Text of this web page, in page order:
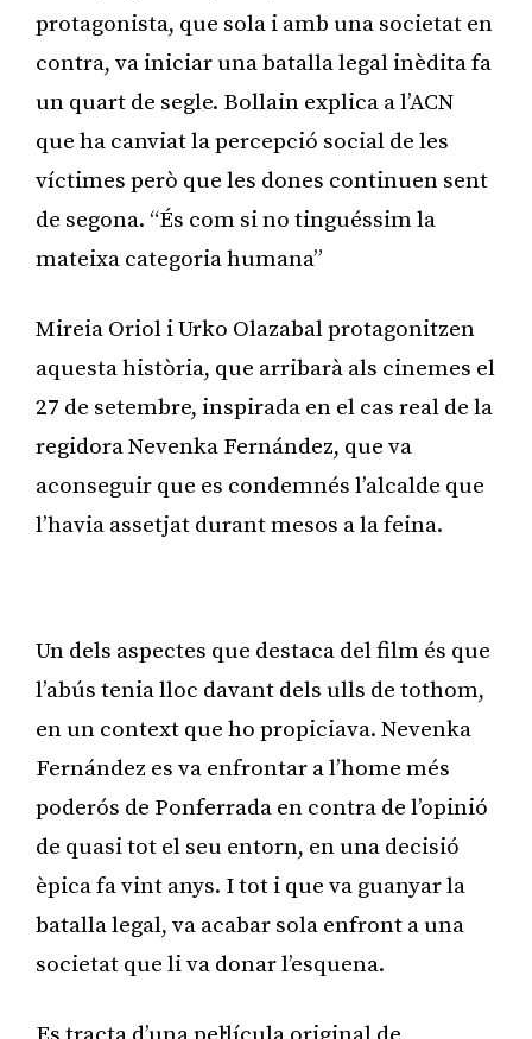
protagonista, que sola i amb una societat en
contra, va iniciar una batalla legal inèdita fa
un quart de segle. Bollain explica a l’ACN
que ha canviat la percepció social de les
víctimes però que les dones continuen sent
de segona. “És com si no tinguéssim la
mateixa categoria humana”
Mireia Oriol i Urko Olazabal protagonitzen
aquesta història, que arribarà als cinemes el
27 de setembre, inspirada en el cas real de la
regidora Nevenka Fernández, que va
aconseguir que es condemnés l’alcalde que
l’havia assetjat durant mesos a la feina.
Un dels aspectes que destaca del film és que
l’abús tenia lloc davant dels ulls de tothom,
en un context que ho propiciava. Nevenka
Fernández es va enfrontar a l’home més
poderós de Ponferrada en contra de l’opinió
de quasi tot el seu entorn, en una decisió
èpica fa vint anys. I tot i que va guanyar la
batalla legal, va acabar sola enfront a una
societat que li va donar l’esquena.